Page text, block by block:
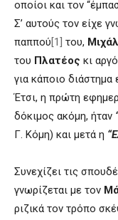
οποίοι και τον
Σ’ αυτούς τον είχε
παππού[1] του,
του Πλατέος κι
για κάποιο
Έτσι, η πρώτη
δόκιμος ακόμη, ήταν
Γ. Κόμη) και μετά η
Συνεχίζει τις
γνωρίζεται με τον
ριζικά τον τρόπο